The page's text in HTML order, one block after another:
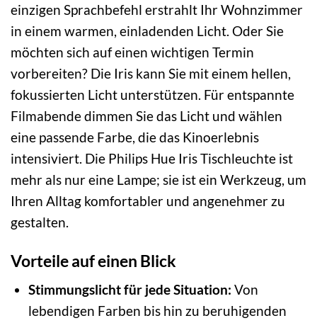
einzigen Sprachbefehl erstrahlt Ihr Wohnzimmer
in einem warmen, einladenden Licht. Oder Sie
möchten sich auf einen wichtigen Termin
vorbereiten? Die Iris kann Sie mit einem hellen,
fokussierten Licht unterstützen. Für entspannte
Filmabende dimmen Sie das Licht und wählen
eine passende Farbe, die das Kinoerlebnis
intensiviert. Die Philips Hue Iris Tischleuchte ist
mehr als nur eine Lampe; sie ist ein Werkzeug, um
Ihren Alltag komfortabler und angenehmer zu
gestalten.
Vorteile auf einen Blick
Stimmungslicht für jede Situation: Von
lebendigen Farben bis hin zu beruhigenden